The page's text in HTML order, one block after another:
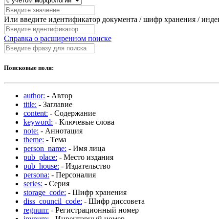
Или введите идентификатор документа / шифр хранения /
Справка о расширенном поиске
Поисковые поля:
author: - Автор
title: - Заглавие
content: - Содержание
keyword: - Ключевые слова
note: - Аннотация
theme: - Тема
person_name: - Имя лица
pub_place: - Место издания
pub_house: - Издательство
persona: - Персоналия
series: - Серия
storage_code: - Шифр хранения
diss_council_code: - Шифр диссовета
regnum: - Регистрационный номер